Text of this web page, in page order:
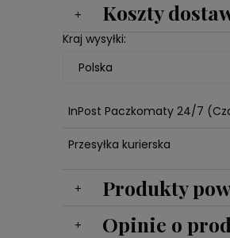
Koszty
Kraj wysyłki:
InPost Paczkomaty 24/7
Przesyłka kurierska
Produkty
Opinie o